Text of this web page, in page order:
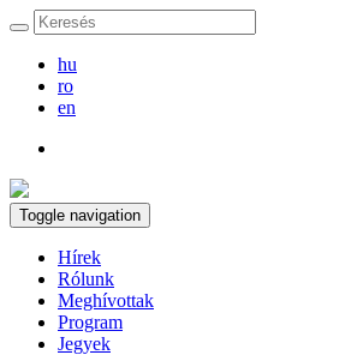
hu
ro
en
Toggle navigation
Hírek
Rólunk
Meghívottak
Program
Jegyek